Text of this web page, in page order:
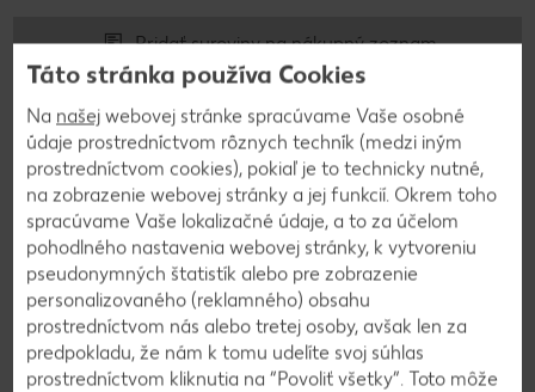
Pridať suroviny na nákupný zoznam
Postup
1
Datle namočíme v horúcej vode a necháme
odstáť. Potom ich rozmixujeme do hladka. V miske
roztlačíme banány, pridáme vajíčko, jogurt, datle
Táto stránka používa Cookies
Na našej webovej stránke spracúvame Vaše osobné
údaje prostredníctvom rôznych techník (medzi iným
prostredníctvom cookies), pokiaľ je to technicky nutné,
na zobrazenie webovej stránky a jej funkcií. Okrem toho
spracúvame Vaše lokalizačné údaje, a to za účelom
pohodlného nastavenia webovej stránky, k vytvoreniu
pseudonymných štatistík alebo pre zobrazenie
personalizovaného (reklamného) obsahu
prostredníctvom nás alebo tretej osoby, avšak len za
predpokladu, že nám k tomu udelíte svoj súhlas
prostredníctvom kliknutia na “Povoliť všetky”. Toto môže